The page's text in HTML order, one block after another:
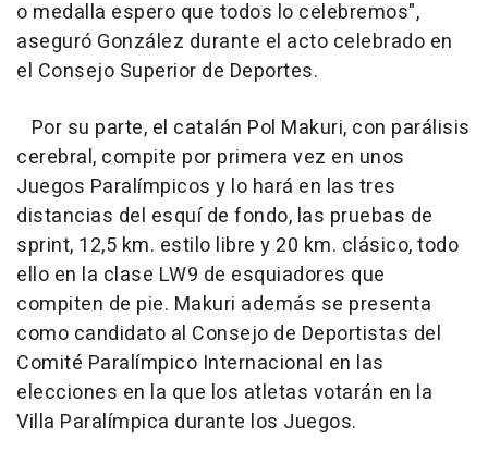
o medalla espero que todos lo celebremos",
aseguró González durante el acto celebrado en
el Consejo Superior de Deportes.
Por su parte, el catalán Pol Makuri, con parálisis
cerebral, compite por primera vez en unos
Juegos Paralímpicos y lo hará en las tres
distancias del esquí de fondo, las pruebas de
sprint, 12,5 km. estilo libre y 20 km. clásico, todo
ello en la clase LW9 de esquiadores que
compiten de pie. Makuri además se presenta
como candidato al Consejo de Deportistas del
Comité Paralímpico Internacional en las
elecciones en la que los atletas votarán en la
Villa Paralímpica durante los Juegos.